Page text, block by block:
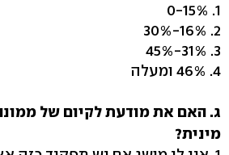
1. 0-15%
2. 16%-30%
3. 31%-45%
4. 46% ומעלה
ג. האם את מודעת לקיום של
מינית?